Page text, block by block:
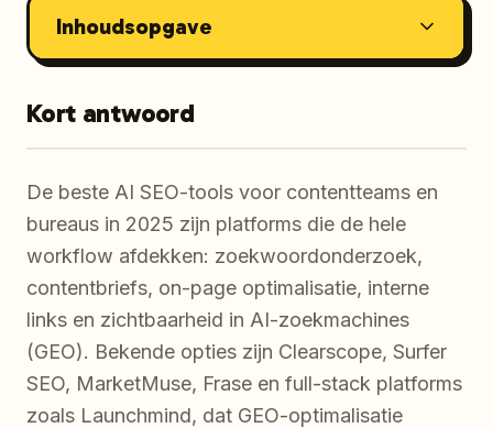
Inhoudsopgave
Kort antwoord
De beste AI SEO-tools voor contentteams en
bureaus in 2025 zijn platforms die de hele
workflow afdekken: zoekwoordonderzoek,
contentbriefs, on-page optimalisatie, interne
links en zichtbaarheid in AI-zoekmachines
(GEO). Bekende opties zijn Clearscope, Surfer
SEO, MarketMuse, Frase en full-stack platforms
zoals Launchmind, dat GEO-optimalisatie